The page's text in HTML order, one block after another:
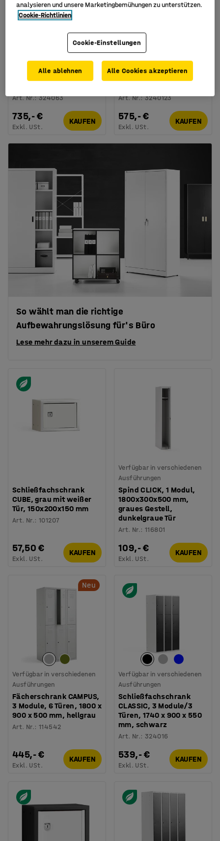
Verfügbar in verschiedenen
CLASSIC, 4 Module/4
Türen, 1740 x 1200 x 550
Art. Nr.:324063
735,- €
Exkl. USt.
KAUFEN
Verfügbar in verschiedenen
Ausführungen
CLASSIC mit Beingestell,
3 Module/3 Türen, 1940
Art. Nr.:3240123
575,- €
Exkl. USt.
KAUFEN
So wählt man die richtige
Aufbewahrungslösung für's Büro
Lese mehr dazu in unserem Guide
Schließfachschrank
CUBE, grau mit weißer
Tür, 150x200x150 mm
Art. Nr.:101207
57,50 €
Exkl. USt.
KAUFEN
Verfügbar in verschiedenen
Ausführungen
Spind CLICK, 1 Modul,
1800x300x500 mm,
graues Gestell,
dunkelgraue Tür
Art. Nr.:116801
109,- €
Exkl. USt.
KAUFEN
Neu
Verfügbar in verschiedenen
Ausführungen
Fächerschrank CAMPUS,
3 Module, 6 Türen, 1800 x
900 x 500 mm, hellgrau
Art. Nr.:114542
445,- €
Exkl. USt.
KAUFEN
Verfügbar in verschiedenen
Ausführungen
Schließfachschrank
CLASSIC, 3 Module/3
Türen, 1740 x 900 x 550
mm, schwarz
Art. Nr.:324016
539,- €
Exkl. USt.
KAUFEN
analysieren und unsere Marketingbemühungen zu unterstützen.
Cookie-Richtlinien
Cookie-Einstellungen
Alle ablehnen Alle Cookies akzeptieren